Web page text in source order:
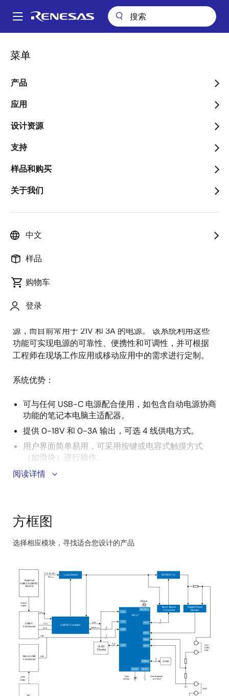
到
Main
菜单
产品
应用
设计资源
支持
样品和购买
关于我们
中文
样品
购物车
登录
面
包
屑
通用 USB PD 实验室电源和显示器
通用 USB PD 实验室电源和
显示器
跳转至页面部分：
概述
述
描
准，特别是由于欧洲新法规的出台，这些电源现已得到
源，而目前常用于 21V 和 3A 的电源。 该系统利用这些
功能可实现电源的可靠性、便携性和可调性，并可根据
工程师在现场工作应用或移动应用中的需求进行定制。
系统优势：
可与任何 USB-C 电源配合使用，如包含自动电源协商
功能的笔记本电脑主适配器。
提供 0-18V 和 0-3A 输出，可选 4 线供电方式。
用户界面简单易用，可采用按键或电容式触摸方式
（如滑块）进行操作。
包含一块 OLED 显示屏，以便设置和测量输出电压和
阅读详情
方框图
选择相应模块，寻找适合您设计的产品
block
Load Switch
OLED
Display
3.3V
40mAmax
User
LED(s)
UserButton(s)
or CTSU*
JTAG
MOSFET x4
Buck-Boost
Converter
Digital Power
Monitor
Optional
Out +,
0-18V,
0-3A
GND
USB-C
Connector
CC1
CC2
5, 9, 15, 20V
3A max
VBus
USB PD Contoller
Micro USB
Connector
A/B
A/B
External
USB-C/USBPD
Source
USB-C
Cable
USB
Cable
2
2
2..4
2
9
MCU*
VDD
HS Osc.
Debug
GPIO
USB
2C
GPIO
SCI
ADC
2C
ADC
ADC